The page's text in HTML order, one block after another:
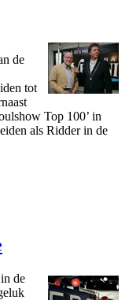
de
tot
Top 100’ in
als Ridder in de
de